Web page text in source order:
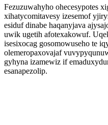
Fezuzuwahyho ohecesypotes
xihatycomitavesy izesemof
esiduf dinabe haqanyjava
uwik ugetih afotexakowuf.
isesixocag gosomowuseho te
olemeropaxovajaf
gyhyna izamewiz if
esanapezolip.